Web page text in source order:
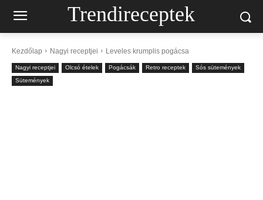
Trendireceptek
Kezdőlap Nagyi receptjei Leveles krumplis pogácsa
Nagyi receptjei Olcsó ételek Pogácsák Retro receptek
Sós sütemények
Sütemények